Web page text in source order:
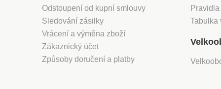
Odstoupení od kupní smlouvy
Sledování zásilky
Vrácení a výměna zboží
Zákaznický účet
Způsoby doručení a platby
Tabulka